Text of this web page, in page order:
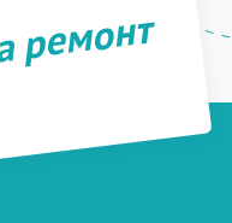
ремонт